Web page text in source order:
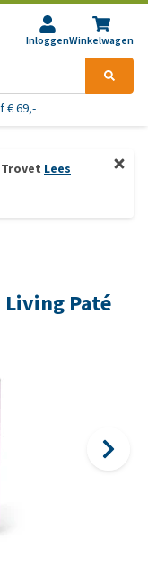
InloggenWinkelwagen
€ 69,-
Lees
Paté